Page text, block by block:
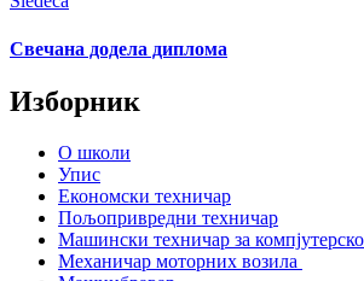
Свечана додела диплома
Изборник
О школи
Упис
Економски техничар
Пољопривредни техничар
Машински техничар за
Механичар моторних возила